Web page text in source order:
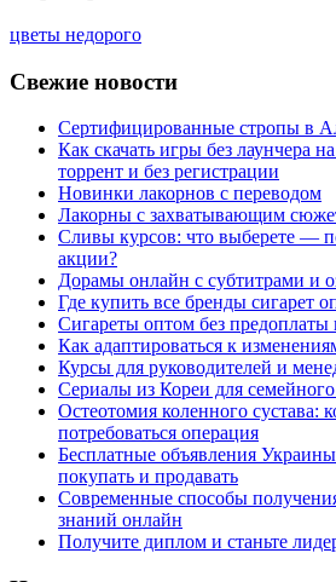
цветы недорого
Свежие новости
Сертифицированные стропы в
Как скачать игры без лаунчера
торрент и без регистрации
Новинки лакорнов с переводом
Лакорны с захватывающим
Сливы курсов: что выберете —
акции?
Дорамы онлайн с субтитрами и
Где купить все бренды сигарет
Сигареты оптом без предоплаты
Как адаптироваться к
Курсы для руководителей и
Сериалы из Кореи для
Остеотомия коленного сустава:
потребоваться операция
Бесплатные объявления
покупать и продавать
Современные способы
знаний онлайн
Получите диплом и станьте